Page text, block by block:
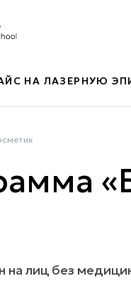
НА ЛАЗЕРНУЮ
на лиц без